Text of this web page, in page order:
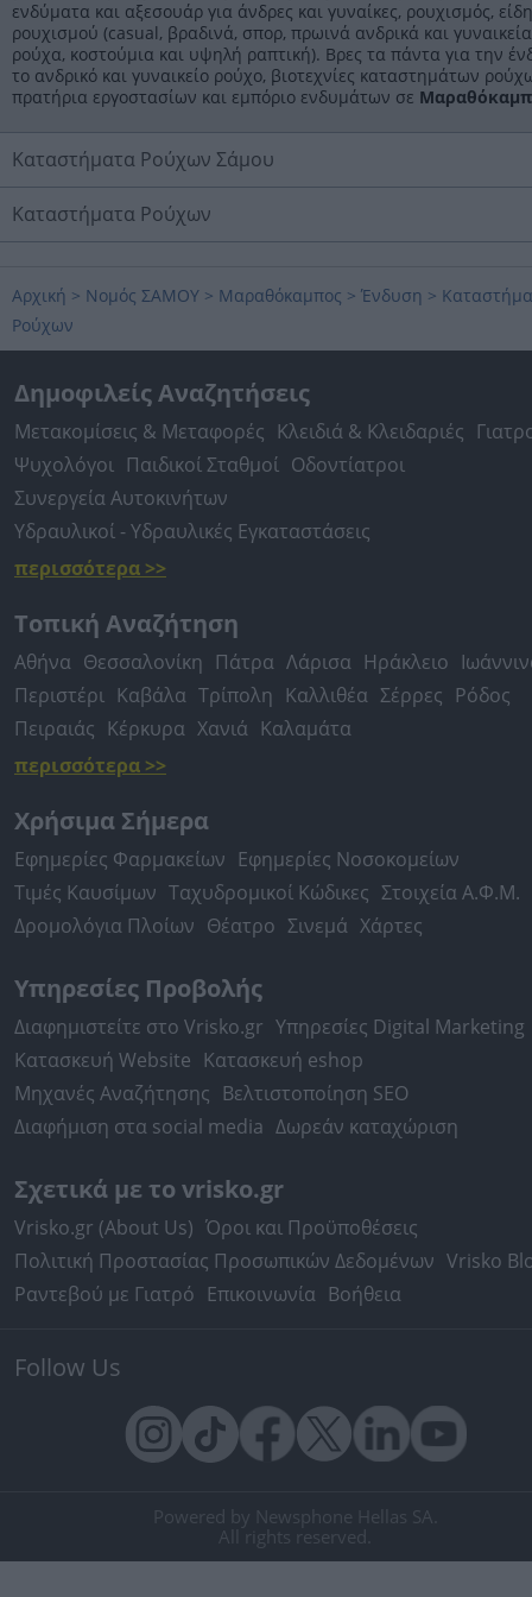
ενδύματα και αξεσουάρ για άνδρες και γυναίκες, ρουχισμός, είδη
ρουχισμού (casual, βραδινά, σπορ, πρωινά ανδρικά και γυναικεία
ρούχα, κοστούμια και υψηλή ραπτική). Βρες τα πάντα για την
το ανδρικό και γυναικείο ρούχο, βιοτεχνίες καταστημάτων
πρατήρια εργοστασίων και εμπόριο ενδυμάτων σε
Καταστήματα Ρούχων Σάμου
Καταστήματα Ρούχων
Αρχική > Νομός ΣΑΜΟΥ > Μαραθόκαμπος > Ένδυση >
Ρούχων
Δημοφιλείς Αναζητήσεις
Μετακομίσεις & Μεταφορές Κλειδιά & Κλειδαριές
Ψυχολόγοι Παιδικοί Σταθμοί Οδοντίατροι
Συνεργεία Αυτοκινήτων
Υδραυλικοί - Υδραυλικές Εγκαταστάσεις
περισσότερα >>
Τοπική Αναζήτηση
Αθήνα Θεσσαλονίκη Πάτρα Λάρισα Ηράκλειο
Περιστέρι Καβάλα Τρίπολη Καλλιθέα Σέρρες Ρόδος
Πειραιάς Κέρκυρα Χανιά Καλαμάτα
περισσότερα >>
Χρήσιμα Σήμερα
Εφημερίες Φαρμακείων Εφημερίες Νοσοκομείων
Τιμές Καυσίμων Ταχυδρομικοί Κώδικες Στοιχεία Α.Φ.Μ.
Δρομολόγια Πλοίων Θέατρο Σινεμά Χάρτες
Υπηρεσίες Προβολής
Διαφημιστείτε στο Vrisko.gr Υπηρεσίες Digital Marketing
Κατασκευή Website Κατασκευή eshop
Μηχανές Αναζήτησης Βελτιστοποίηση SEO
Διαφήμιση στα social media Δωρεάν καταχώριση
Σχετικά με το vrisko.gr
Vrisko.gr (About Us) Όροι και Προϋποθέσεις
Πολιτική Προστασίας Προσωπικών Δεδομένων Vrisko
Ραντεβού με Γιατρό Επικοινωνία Βοήθεια
Follow Us
Powered by Newsphone Hellas SA.
All rights reserved.